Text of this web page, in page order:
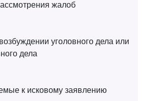
жалоб
уголовного дела или
дела
к исковому заявлению